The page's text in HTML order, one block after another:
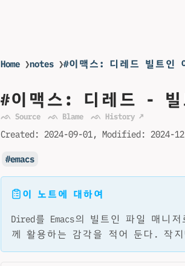
Home ❯notes ❯#이맥스: 디레드 빌트인
#이맥스: 디레드 - 빌
ᨒ Source ᨒ Blame ᨒ History ↗
Created: 2024-09-01 Modified: 2024-
emacs
이 노트에 대하여
Dired를 Emacs의 빌트인 파일 매니
께 활용하는 감각을 적어 둔다. 작